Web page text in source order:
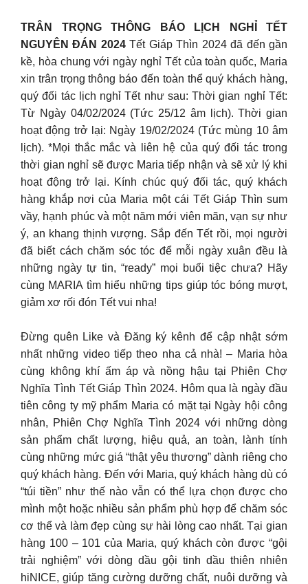
TRÂN TRỌNG THÔNG BÁO LỊCH NGHỈ TẾT
NGUYÊN ĐÁN 2024Tết Giáp Thìn 2024 đã đến gần
kề, hòa chung với ngày nghỉ Tết của toàn quốc, Maria
xin trân trọng thông báo đến toàn thể quý khách hàng,
quý đối tác lịch nghỉ Tết như sau: Thời gian nghỉ Tết:
Từ Ngày 04/02/2024 (Tức 25/12 âm lịch). Thời gian
hoạt động trở lại: Ngày 19/02/2024 (Tức mùng 10 âm
lịch). *Mọi thắc mắc và liên hệ của quý đối tác trong
thời gian nghỉ sẽ được Maria tiếp nhận và sẽ xử lý khi
hoạt động trở lại. Kính chúc quý đối tác, quý khách
hàng khắp nơi của Maria một cái Tết Giáp Thìn sum
vầy, hạnh phúc và một năm mới viên mãn, vạn sự như
ý, an khang thịnh vượng. Sắp đến Tết rồi, mọi người
đã biết cách chăm sóc tóc để mỗi ngày xuân đều là
những ngày tự tin, “ready” mọi buổi tiệc chưa? Hãy
cùng MARIA tìm hiểu những tips giúp tóc bóng mượt,
giảm xơ rối đón Tết vui nha!
Đừng quên Like và Đăng ký kênh để cập nhật sớm
nhất những video tiếp theo nha cả nhà! – Maria hòa
cùng không khí ấm áp và nồng hậu tại Phiên Chợ
Nghĩa Tình Tết Giáp Thìn 2024. Hôm qua là ngày đầu
tiên công ty mỹ phẩm Maria có mặt tại Ngày hội công
nhân, Phiên Chợ Nghĩa Tình 2024 với những dòng
sản phẩm chất lượng, hiệu quả, an toàn, lành tính
cùng những mức giá “thật yêu thương” dành riêng cho
quý khách hàng. Đến với Maria, quý khách hàng dù có
“túi tiền” như thế nào vẫn có thể lựa chọn được cho
mình một hoặc nhiều sản phẩm phù hợp để chăm sóc
cơ thể và làm đẹp cùng sự hài lòng cao nhất. Tại gian
hàng 100 – 101 của Maria, quý khách còn được “gội
trải nghiệm” với dòng dầu gội tinh dầu thiên nhiên
hiNICE, giúp tăng cường dưỡng chất, nuôi dưỡng và